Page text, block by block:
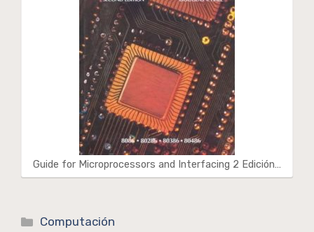
Guide for Microprocessors and Interfacing 2 Edición…
Categorías
Computación